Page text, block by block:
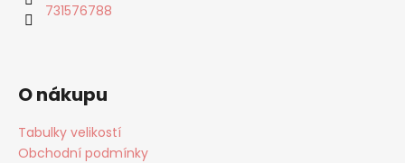
731576788
O nákupu
Tabulky velikostí
Obchodní podmínky